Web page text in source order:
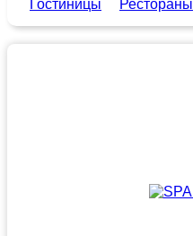
Гостиницы Рестораны